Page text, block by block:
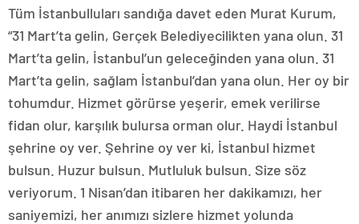
Tüm İstanbulluları sandığa davet eden Murat Kurum,
“31 Mart’ta gelin, Gerçek Belediyecilikten yana olun. 31
Mart’ta gelin, İstanbul’un geleceğinden yana olun. 31
Mart’ta gelin, sağlam İstanbul’dan yana olun. Her oy bir
tohumdur. Hizmet görürse yeşerir, emek verilirse
fidan olur, karşılık bulursa orman olur. Haydi İstanbul
şehrine oy ver. Şehrine oy ver ki, İstanbul hizmet
bulsun. Huzur bulsun. Mutluluk bulsun. Size söz
veriyorum. 1 Nisan’dan itibaren her dakikamızı, her
saniyemizi, her anımızı sizlere hizmet yolunda